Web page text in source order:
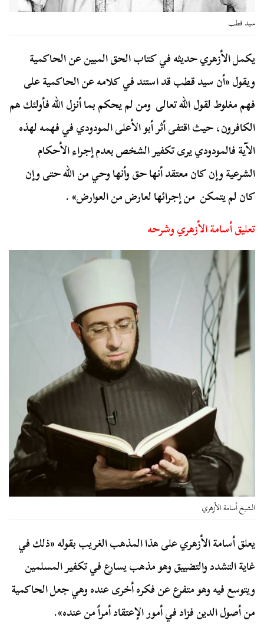
سيد قطب
يكمل الأزهري حديثه في كتاب الحق المبين عن الحاكمية
ويقول «أن سيد قطب قد استند في كلامه عن الحاكمية على
فهم مغلوط لقول الله تعالى ومن لم يحكم بما أنزل الله فأولئك هم
الكافرون، حيث اقتفى أثر أبو الأعلى المودودي في فهمه لهذه
الآية فالمودودي يرى تكفير الشخص بعدم إجراء الأحكام
الشرعية وإن كان معتقد أنها حق وأنها وحي من الله حتى وإن
كان لم يتمكن من إجرائها لعارض من العوارض» .
تعليق أسامة الأزهري وشرحه
الشيخ أسامة الأزهري
يعلق أسامة الأزهري على هذا المذهب الغريب بقوله «ذلك في
غاية التشدد والتضييق وهو مذهب يسارع في تكفير المسلمين
ويتوسع فيه وهو متفرع عن فكره أخرى عنده وهي جعل الحاكمية
من أصول الدين فزاد في أمور الإعتقاد أمراً من عنده».